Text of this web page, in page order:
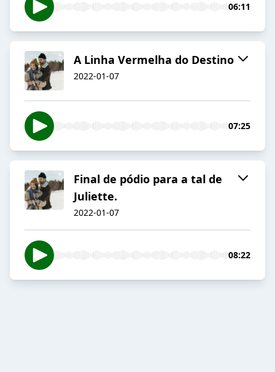
06:11
A Linha Vermelha do Destino
2022-01-07
07:25
Final de pódio para a tal de
Juliette.
2022-01-07
08:22